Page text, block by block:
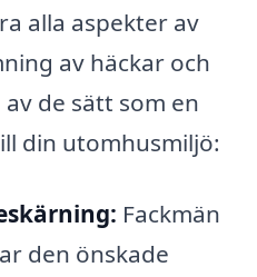
alla aspekter av
av häckar och
de sätt som en
din utomhusmiljö:
Fackmän
den önskade